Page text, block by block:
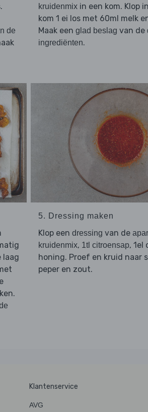
de
kruidenmixin een kom. Klop
kom 1 ei los met 60ml melk
Maak een glad beslag van de
ingrediënten.
laag
5. Dressing maken
Klop een dressing van de
kruidenmix, 1tl citroensap, 1el
honing. Proef en kruid naar
peper en zout.
Klantenservice
AVG